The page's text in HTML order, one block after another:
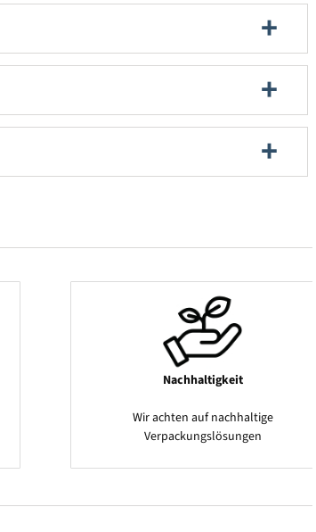
Nachhaltigkeit
Wir achten auf nachhaltige
Verpackungslösungen